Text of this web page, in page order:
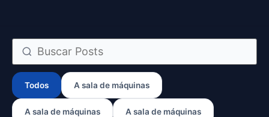
Todos A sala de máquinas
A sala de máquinas A sala de máquinas